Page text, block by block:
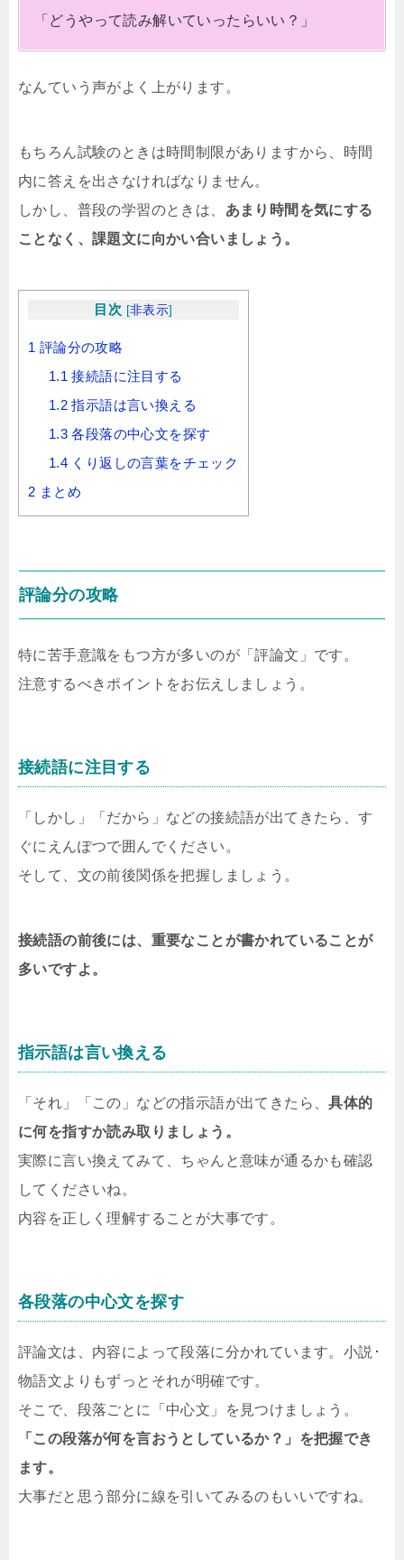
「どうやって読み解いていったらいい？」
なんていう声がよく上がります。
もちろん試験のときは時間制限がありますから、時間
内に答えを出さなければなりません。
しかし、普段の学習のときは、 あまり時間を気にする
ことなく、課題文に向かい合いましょう。
目次 [非表示]
1 評論分の攻略
1.1 接続語に注目する
1.2 指示語は言い換える
1.3 各段落の中心文を探す
1.4 くり返しの言葉をチェック
2 まとめ
評論分の攻略
特に苦手意識をもつ方が多いのが「評論文」です。
注意するべきポイントをお伝えしましょう。
接続語に注目する
「しかし」「だから」などの接続語が出てきたら、す
ぐにえんぽつで囲んでください。
そして、文の前後関係を把握しましょう。
接続語の前後には、重要なことが書かれていることが
多いですよ。
指示語は言い換える
「それ」「この」などの指示語が出てきたら、具体的
に何を指すか読み取りましょう。
実際に言い換えてみて、ちゃんと意味が通るかも確認
してくださいね。
内容を正しく理解することが大事です。
各段落の中心文を探す
評論文は、内容によって段落に分かれています。小説･
物語文よりもずっとそれが明確です。
そこで、段落ごとに「中心文」を見つけましょう。
「この段落が何を言おうとしているか？」を把握でき
ます。
大事だと思う部分に線を引いてみるのもいいですね。